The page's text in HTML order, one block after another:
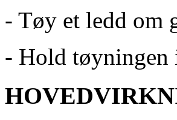
- Tøy et ledd om
- Hold tøyningen